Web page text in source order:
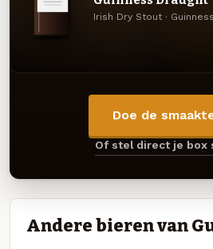
Irish Dry Stout · Guinness
Doe de
Of stel direct je box
Andere bieren van